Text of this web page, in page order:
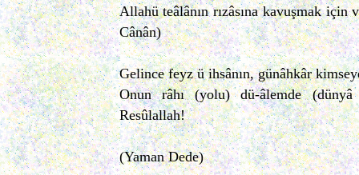
Allahü teâlânın rızâsına kavuşmak için
Cânân)
Gelince feyz ü ihsânın, günâhkâr
Onun râhı (yolu) dü-âlemde
Resûlallah!
(Yaman Dede)